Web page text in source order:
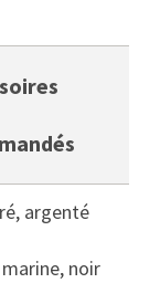
argenté
noir